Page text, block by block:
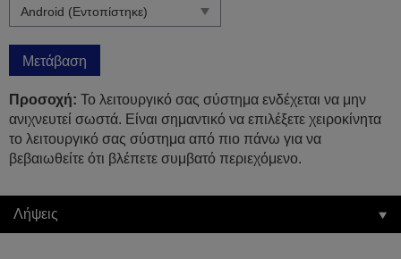
Μετάβαση
Προσοχή: Το λειτουργικό σας σύστημα ενδέχεται να μην
ανιχνευτεί σωστά. Είναι σημαντικό να επιλέξετε χειροκίνητα
το λειτουργικό σας σύστημα από πιο πάνω για να
βεβαιωθείτε ότι βλέπετε συμβατό περιεχόμενο.
Λήψεις